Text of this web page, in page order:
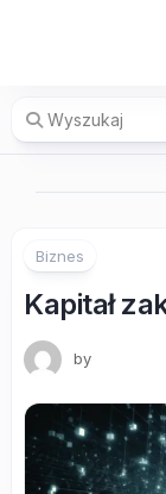
Biznes
Kapitał
by